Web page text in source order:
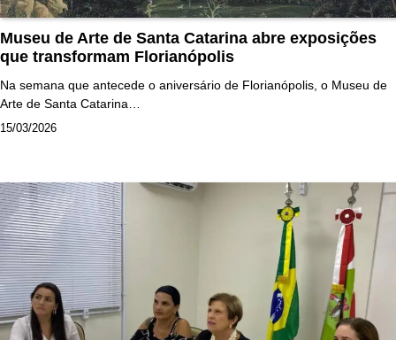
Museu de Arte de Santa Catarina abre exposições
que transformam Florianópolis
Na semana que antecede o aniversário de Florianópolis, o Museu de
Arte de Santa Catarina…
15/03/2026